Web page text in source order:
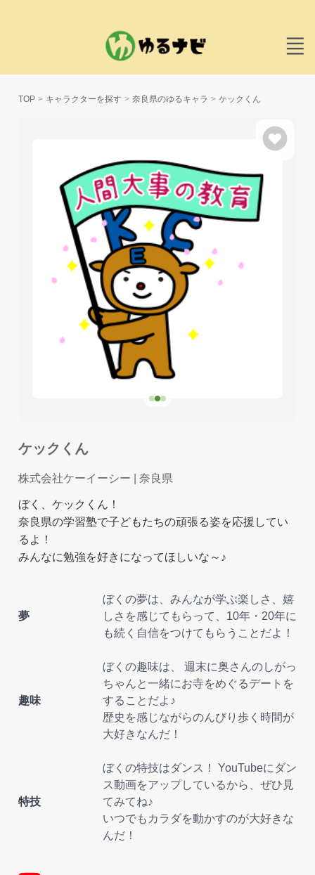
TOP キャラクターを探す 奈良県のゆるキャラ ケックくん
ケックくん
株式会社ケーイーシー | 奈良県
ぼく、ケックくん！
奈良県の学習塾で子どもたちの頑張る姿を応援してい
るよ！
みんなに勉強を好きになってほしいな～♪
夢
ぼくの夢は、みんなが学ぶ楽しさ、嬉
しさを感じてもらって、10年・20年に
も続く自信をつけてもらうことだよ！
趣味
ぼくの趣味は、 週末に奥さんのしがっ
ちゃんと一緒にお寺をめぐるデートを
することだよ♪
歴史を感じながらのんびり歩く時間が
大好きなんだ！
特技
ぼくの特技はダンス！ YouTubeにダン
ス動画をアップしているから、ぜひ見
てみてね♪
いつでもカラダを動かすのが大好きな
んだ！